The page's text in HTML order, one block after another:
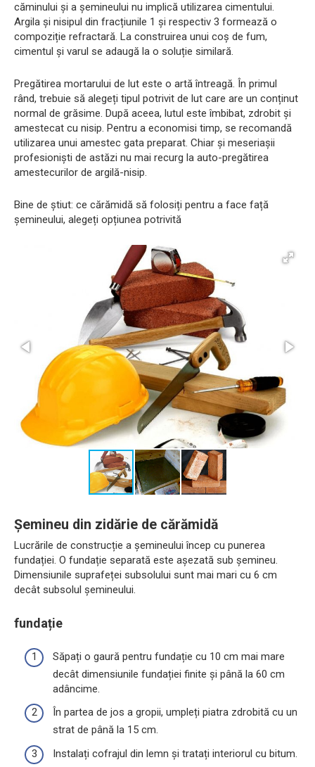
căminului și a șemineului nu implică utilizarea cimentului.
Argila și nisipul din fracțiunile 1 și respectiv 3 formează o
compoziție refractară. La construirea unui coș de fum,
cimentul și varul se adaugă la o soluție similară.
Pregătirea mortarului de lut este o artă întreagă. În primul
rând, trebuie să alegeți tipul potrivit de lut care are un conținut
normal de grăsime. După aceea, lutul este îmbibat, zdrobit și
amestecat cu nisip. Pentru a economisi timp, se recomandă
utilizarea unui amestec gata preparat. Chiar și meseriașii
profesioniști de astăzi nu mai recurg la auto-pregătirea
amestecurilor de argilă-nisip.
Bine de știut: ce cărămidă să folosiți pentru a face față
șemineului, alegeți opțiunea potrivită
Șemineu din zidărie de cărămidă
Lucrările de construcție a șemineului încep cu punerea
fundației. O fundație separată este așezată sub șemineu.
Dimensiunile suprafeței subsolului sunt mai mari cu 6 cm
decât subsolul șemineului.
fundație
Săpați o gaură pentru fundație cu 10 cm mai mare
decât dimensiunile fundației finite și până la 60 cm
adâncime.
În partea de jos a gropii, umpleți piatra zdrobită cu un
strat de până la 15 cm.
Instalați cofrajul din lemn și tratați interiorul cu bitum.